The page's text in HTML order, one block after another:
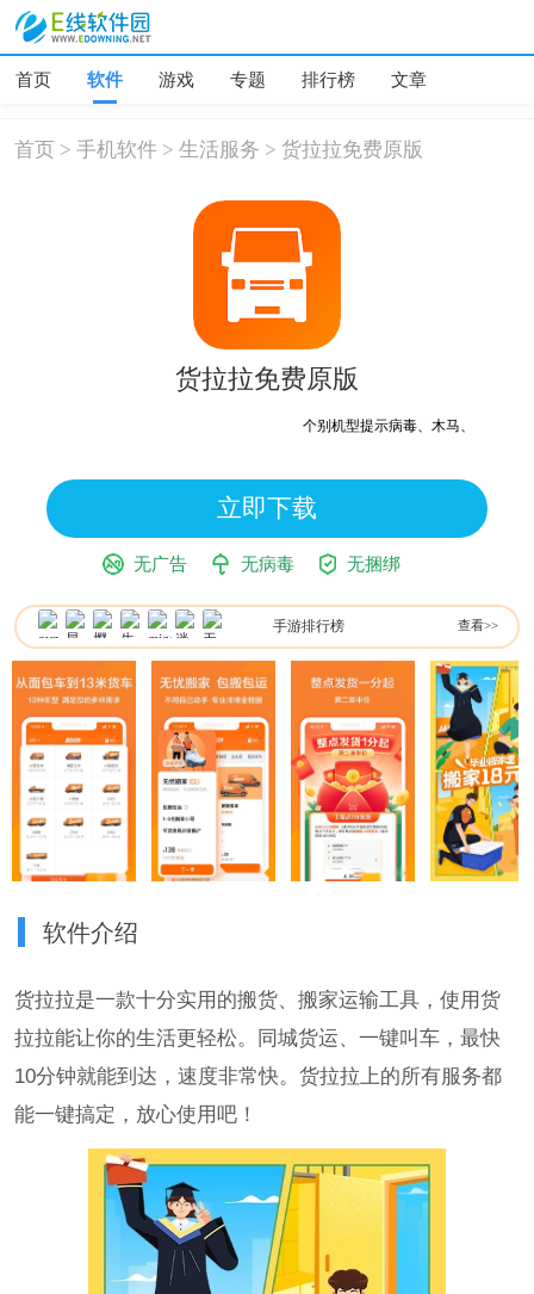
首页 软件 游戏 专题 排行榜 文章
首页 >手机软件 >生活服务 > 货拉拉免费原版
货拉拉免费原版
个别机型提示病毒、木马、危险，均为
立即下载
无广告 无病毒 无捆绑
手游排行榜 查看>>
软件介绍
货拉拉是一款十分实用的搬货、搬家运输工具，使用货
拉拉能让你的生活更轻松。同城货运、一键叫车，最快
10分钟就能到达，速度非常快。货拉拉上的所有服务都
能一键搞定，放心使用吧！